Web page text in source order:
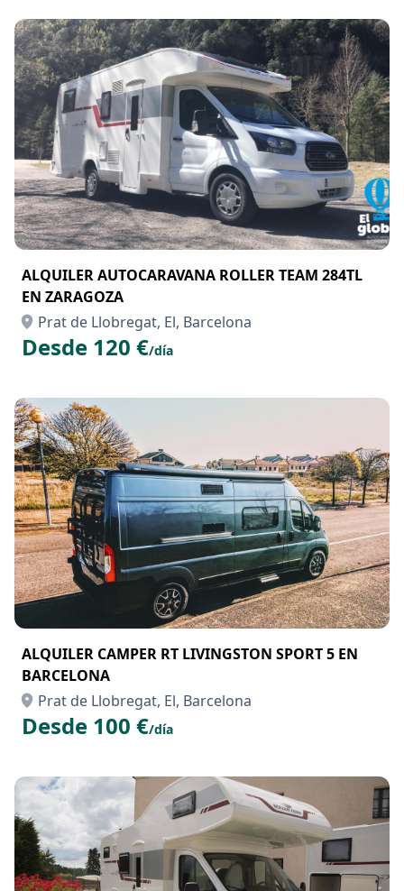
ALQUILER AUTOCARAVANA ROLLER TEAM 284TL
EN ZARAGOZA
Prat de Llobregat, El, Barcelona
Desde 120 €/día
ALQUILER CAMPER RT LIVINGSTON SPORT 5 EN
BARCELONA
Prat de Llobregat, El, Barcelona
Desde 100 €/día